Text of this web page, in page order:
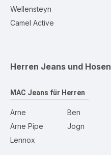
Wellensteyn
Camel Active
Herren Jeans und Hosen
MAC Jeans für Herren
Arne
Arne Pipe
Lennox
Ben
Jogn